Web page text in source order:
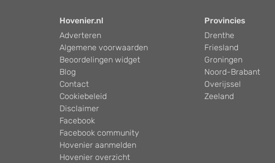
Hovenier.nl
Adverteren
Algemene voorwaarden
Beoordelingen widget
Blog
Contact
Cookiebeleid
Disclaimer
Facebook
Facebook community
Hovenier aanmelden
Hovenier overzicht
Provincies
Drenthe
Friesland
Groningen
Noord-Brabant
Overijssel
Zeeland